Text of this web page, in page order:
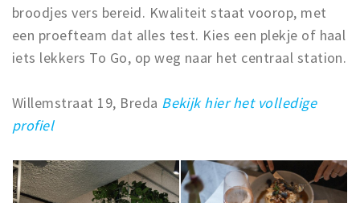
broodjes vers bereid. Kwaliteit staat voorop, met
een proefteam dat alles test. Kies een plekje of haal
iets lekkers To Go, op weg naar het centraal station.
Willemstraat 19, Breda Bekijk hier het volledige
profiel